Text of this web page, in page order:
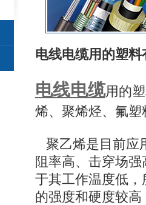
电线电缆用的塑
电线电缆用的
烯、聚烯烃、氟塑
聚乙烯是目前应
阻率高、击穿场
于其工作温度低
的强度和硬度较